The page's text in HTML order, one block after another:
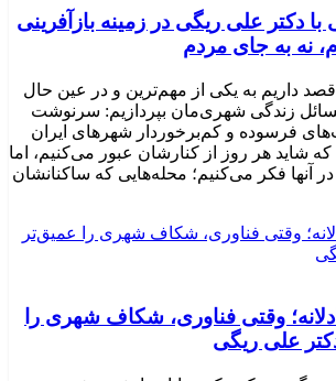
دکتر علی ریگی در زمینه بازآفرینی
نه به جای مردم
داریم به یکی از مهم‌ترین و در عین حال
زندگی شهری‌مان بپردازیم: سرنوشت
فرسوده و کم‌برخوردار شهرهای ایران
که شاید هر روز از کنارشان عبور می‌کنیم، اما
آنها فکر می‌کنیم؛ محله‌هایی که ساکنانشان
وقتی فناوری، شکاف شهری را
علی ریگی